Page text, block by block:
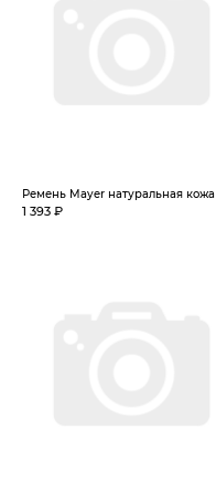
Ремень Mayer натуральная кожа
1 393 ₽